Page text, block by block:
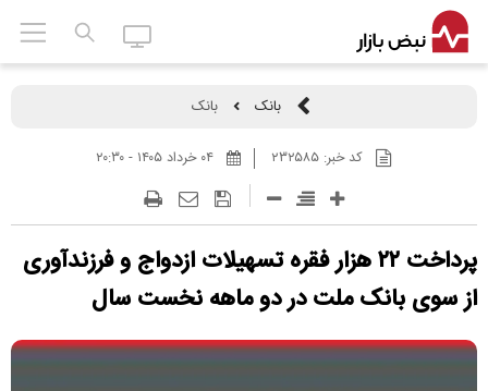
بانک بانک
کد خبر:۲۳۲۵۸۵ ۰۴ خرداد ۱۴۰۵ - ۲۰:۳۰
پرداخت ۲۲ هزار فقره تسهیلات ازدواج و فرزندآوری
از سوی بانک ملت در دو ماهه نخست سال